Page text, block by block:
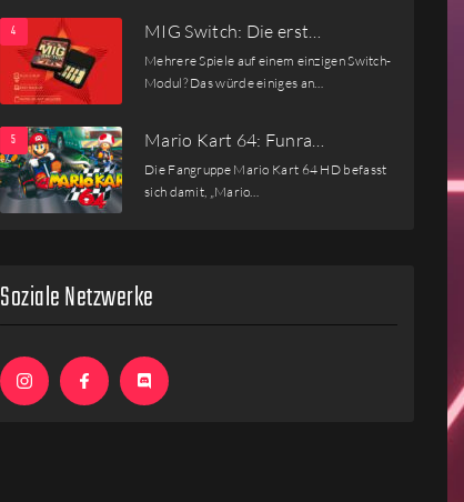
MIG Switch: Die erst…
Mehrere Spiele auf einem einzigen Switch-
Modul? Das würde einiges an…
Mario Kart 64: Funra…
Die Fangruppe Mario Kart 64 HD befasst
sich damit, „Mario…
Soziale Netzwerke